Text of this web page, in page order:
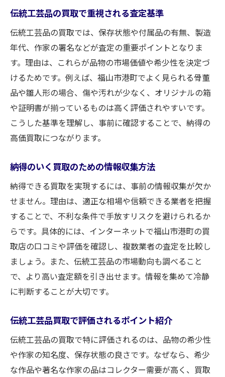
伝統工芸品の買取で重視される査定基準
伝統工芸品の買取では、保存状態や付属品の有無、製造
年代、作家の署名などが査定の重要ポイントとなりま
す。理由は、これらが品物の市場価値や希少性を決定づ
けるためです。例えば、福山市港町でよく見られる骨董
品や雛人形の場合、傷や汚れが少なく、オリジナルの箱
や証明書が揃っているものは高く評価されやすいです。
こうした基準を理解し、事前に確認することで、納得の
高価買取につながります。
納得のいく買取のための情報収集方法
納得できる買取を実現するには、事前の情報収集が欠か
せません。理由は、適正な相場や信頼できる業者を把握
することで、不利な条件で手放すリスクを避けられるか
らです。具体的には、インターネットで福山市港町の買
取店の口コミや評価を確認し、複数業者の査定を比較し
ましょう。また、伝統工芸品の市場動向も調べること
で、より高い査定額を引き出せます。情報を集めて冷静
に判断することが大切です。
伝統工芸品買取で評価されるポイント紹介
伝統工芸品の買取で特に評価されるのは、品物の希少性
や作家の知名度、保存状態の良さです。なぜなら、希少
な作品や著名な作家の品はコレクター需要が高く、買取